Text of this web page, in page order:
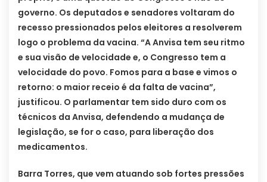
governo. Os deputados e senadores voltaram do
recesso pressionados pelos eleitores a resolverem
logo o problema da vacina. “A Anvisa tem seu ritmo
e sua visão de velocidade e, o Congresso tem a
velocidade do povo. Fomos para a base e vimos o
retorno: o maior receio é da falta de vacina”,
justificou. O parlamentar tem sido duro com os
técnicos da Anvisa, defendendo a mudança de
legislação, se for o caso, para liberação dos
medicamentos.
Barra Torres, que vem atuando sob fortes pressões